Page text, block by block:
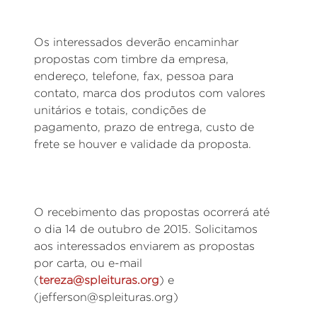
Os interessados deverão encaminhar
propostas com timbre da empresa,
endereço, telefone, fax, pessoa para
contato, marca dos produtos com valores
unitários e totais, condições de
pagamento, prazo de entrega, custo de
frete se houver e validade da proposta.
O recebimento das propostas ocorrerá até
o dia 14 de outubro de 2015. Solicitamos
aos interessados enviarem as propostas
por carta, ou e-mail
(tereza@spleituras.org) e
(jefferson@spleituras.org)